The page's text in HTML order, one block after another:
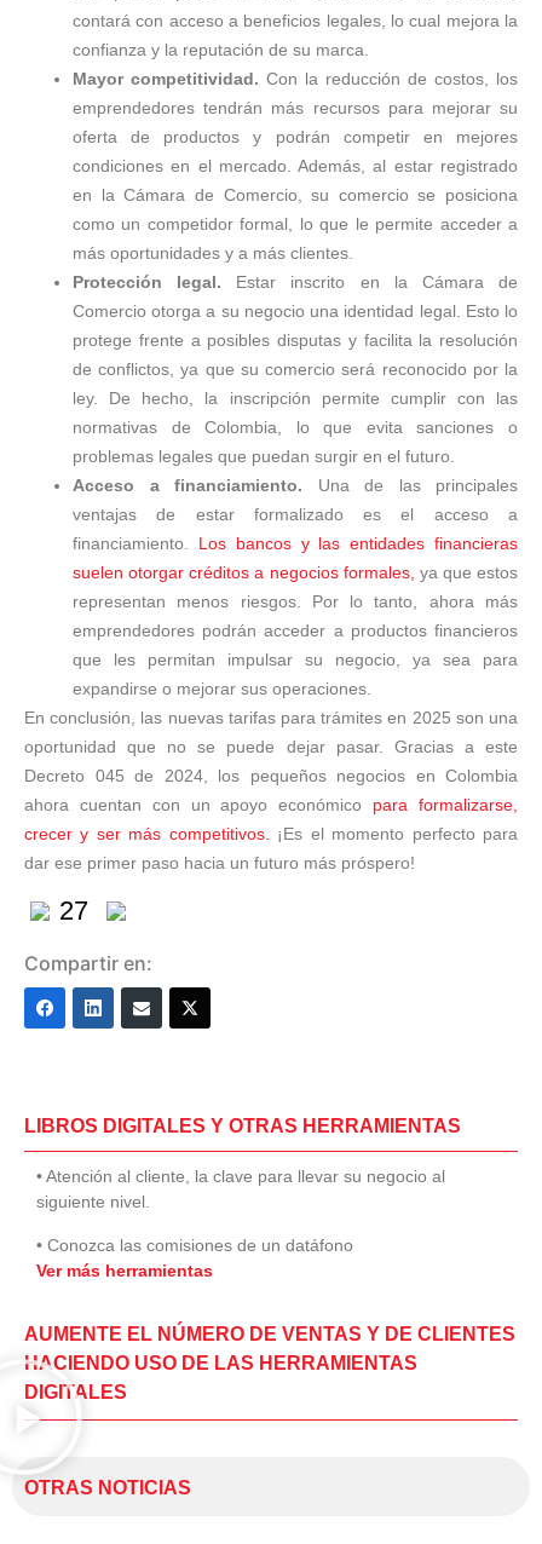
contará con acceso a beneficios legales, lo cual mejora la
confianza y la reputación de su marca.
Mayor competitividad. Con la reducción de costos, los
emprendedores tendrán más recursos para mejorar su
oferta de productos y podrán competir en mejores
condiciones en el mercado. Además, al estar registrado
en la Cámara de Comercio, su comercio se posiciona
como un competidor formal, lo que le permite acceder a
más oportunidades y a más clientes.
Protección legal. Estar inscrito en la Cámara de
Comercio otorga a su negocio una identidad legal. Esto lo
protege frente a posibles disputas y facilita la resolución
de conflictos, ya que su comercio será reconocido por la
ley. De hecho, la inscripción permite cumplir con las
normativas de Colombia, lo que evita sanciones o
problemas legales que puedan surgir en el futuro.
Acceso a financiamiento. Una de las principales
ventajas de estar formalizado es el acceso a
financiamiento.
Los bancos y las entidades financieras
suelen otorgar créditos a negocios formales, ya que estos
representan menos riesgos. Por lo tanto, ahora más
emprendedores podrán acceder a productos financieros
que les permitan impulsar su negocio, ya sea para
expandirse o mejorar sus operaciones.
En conclusión, las nuevas tarifas para trámites en 2025 son una
oportunidad que no se puede dejar pasar. Gracias a este
Decreto 045 de 2024, los pequeños negocios en Colombia
ahora cuentan con un apoyo económico para formalizarse,
crecer y ser más competitivos.
¡Es el momento perfecto para
dar ese primer paso hacia un futuro más próspero!
27
Compartir en:
LIBROS DIGITALES Y OTRAS HERRAMIENTAS
• Atención al cliente, la clave para llevar su negocio al
siguiente nivel.
• Conozca las comisiones de un datáfono
Ver más herramientas
AUMENTE EL NÚMERO DE VENTAS Y DE CLIENTES
HACIENDO USO DE LAS HERRAMIENTAS
DIGITALES
OTRAS NOTICIAS